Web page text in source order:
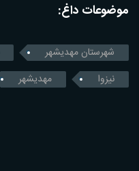
موضوعات داغ:
شهرستان مهدیشهر
نیزوا
مهدیشهر